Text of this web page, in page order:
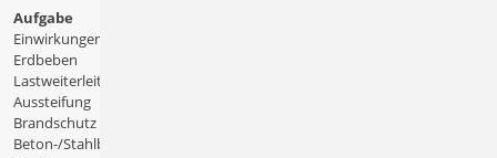
Aufgabe
Einwirkungen
Erdbeben
Lastweiterleitung
Aussteifung
Brandschutz
Beton-/Stahlbeton